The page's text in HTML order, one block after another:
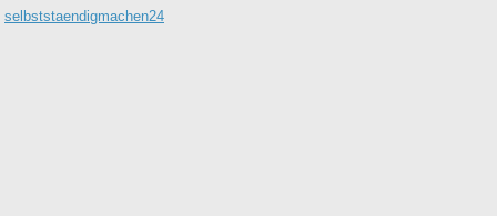
selbststaendigmachen24